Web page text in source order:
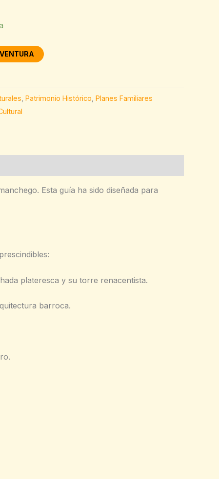
Patrimonio Histórico Planes Familiares
Esta guía ha sido diseñada para
plateresca y su torre renacentista.
barroca.